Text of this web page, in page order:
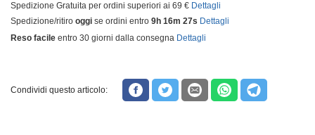
Spedizione Gratuita per ordini superiori ai 69 € Dettagli
Spedizione/ritiro oggi se ordini entro 9h 16m 27s Dettagli
Reso facile entro 30 giorni dalla consegna Dettagli
Condividi questo articolo: